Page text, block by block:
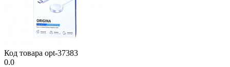
Код товара opt-37383
0.0